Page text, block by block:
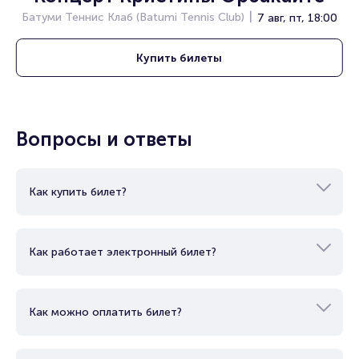
Подробнее о том, как вернуть, сдать или продать билет
Организаторам
Батуми Теннис Клаб (Batumi Tennis Club) 7 авг, пт, 18:00
Купить билеты
Вопросы и ответы
Как купить билет?
Как работает электронный билет?
Как можно оплатить билет?